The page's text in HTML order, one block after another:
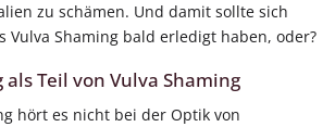
zu schämen. Und damit sollte sich
Vulva Shaming bald erledigt haben, oder?
als Teil von Vulva Shaming
hört es nicht bei der Optik von